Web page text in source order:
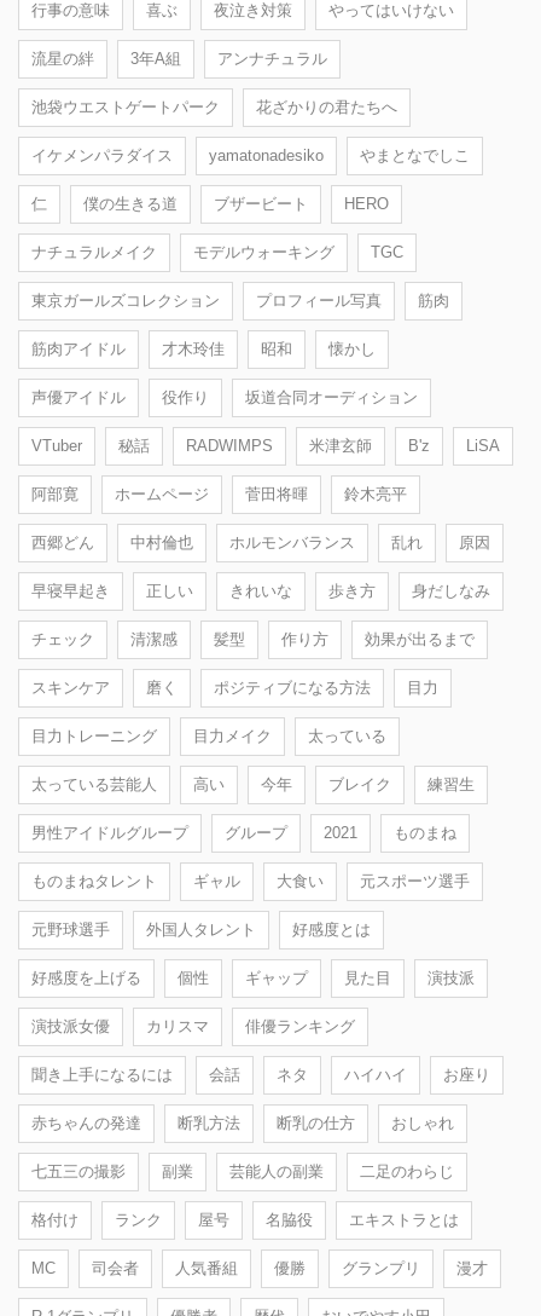
行事の意味 喜ぶ 夜泣き対策 やってはいけない
流星の絆 3年A組 アンナチュラル
池袋ウエストゲートパーク 花ざかりの君たちへ
イケメンパラダイス yamatonadesiko やまとなでしこ
仁 僕の生きる道 ブザービート HERO
ナチュラルメイク モデルウォーキング TGC
東京ガールズコレクション プロフィール写真 筋肉
筋肉アイドル 才木玲佳 昭和 懐かし
声優アイドル 役作り 坂道合同オーディション
VTuber 秘話 RADWIMPS 米津玄師 B'z LiSA
阿部寛 ホームページ 菅田将暉 鈴木亮平
西郷どん 中村倫也 ホルモンバランス 乱れ 原因
早寝早起き 正しい きれいな 歩き方 身だしなみ
チェック 清潔感 髪型 作り方 効果が出るまで
スキンケア 磨く ポジティブになる方法 目力
目力トレーニング 目力メイク 太っている
太っている芸能人 高い 今年 ブレイク 練習生
男性アイドルグループ グループ 2021 ものまね
ものまねタレント ギャル 大食い 元スポーツ選手
元野球選手 外国人タレント 好感度とは
好感度を上げる 個性 ギャップ 見た目 演技派
演技派女優 カリスマ 俳優ランキング
聞き上手になるには 会話 ネタ ハイハイ お座り
赤ちゃんの発達 断乳方法 断乳の仕方 おしゃれ
七五三の撮影 副業 芸能人の副業 二足のわらじ
格付け ランク 屋号 名脇役 エキストラとは
MC 司会者 人気番組 優勝 グランプリ 漫才